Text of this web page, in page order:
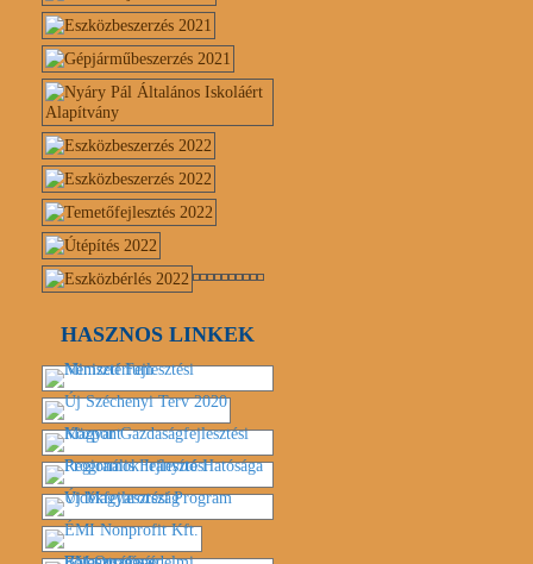
HASZNOS LINKEK